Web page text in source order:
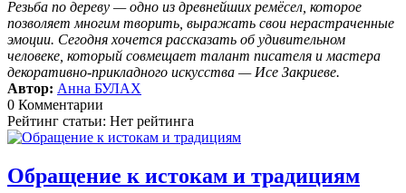
Резьба по дереву — одно из древнейших ремёсел, которое
позволяет многим творить, выражать свои нерастраченные
эмоции. Сегодня хочется рассказать об удивительном
человеке, который совмещает талант писателя и мастера
декоративно-прикладного искусства — Исе Закриеве.
Автор: Анна БУЛАХ
0 Комментарии
Рейтинг статьи: Нет рейтинга
Обращение к истокам и традициям